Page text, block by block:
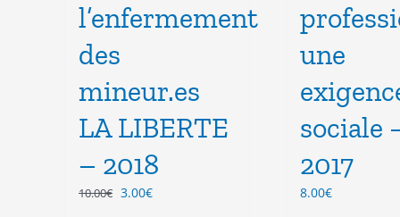
l’enfermement
des
mineur.es
LA LIBERTE
– 2018
10.00€ Le
3.00€Le
une
sociale
2017
8.00€